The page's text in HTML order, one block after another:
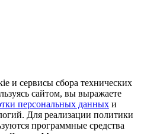
и сервисы сбора технических
сайтом, вы выражаете
персональных данных и
Для реализации политики
программные средства